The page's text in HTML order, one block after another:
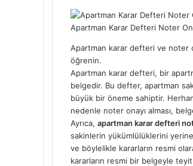
F
a
c
e
b
o
o
k
T
w
i
t
t
e
r
L
i
n
k
e
d
I
n
T
u
m
b
l
r
P
i
n
t
e
r
e
s
t
R
e
d
d
i
t
V
K
o
n
t
a
k
t
e
O
d
n
o
k
l
a
s
s
n
i
k
i
P
o
c
k
e
t
Apartman Karar Defteri Noter
Apartman karar defteri ve noter
öğrenin.
Apartman karar defteri, bir
belgedir. Bu defter, apartman
büyük bir öneme sahiptir.
nedenle noter onayı alması,
Ayrıca, apartman karar defteri
sakinlerin yükümlülüklerini
ve böylelikle kararların resmi
kararların resmi bir belgeyle